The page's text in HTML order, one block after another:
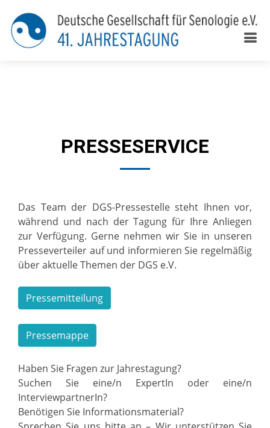
PRESSESERVICE
Das Team der DGS-Pressestelle steht Ihnen vor,
während und nach der Tagung für Ihre Anliegen
zur Verfügung. Gerne nehmen wir Sie in unseren
Presseverteiler auf und informieren Sie regelmäßig
über aktuelle Themen der DGS e.V.
Pressemitteilung
Pressemappe
Haben Sie Fragen zur Jahrestagung?
Suchen Sie eine/n ExpertIn oder eine/n
InterviewpartnerIn?
Benötigen Sie Informationsmaterial?